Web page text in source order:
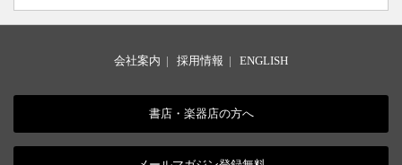
会社案内 | 採用情報 | ENGLISH
書店・楽器店の方へ